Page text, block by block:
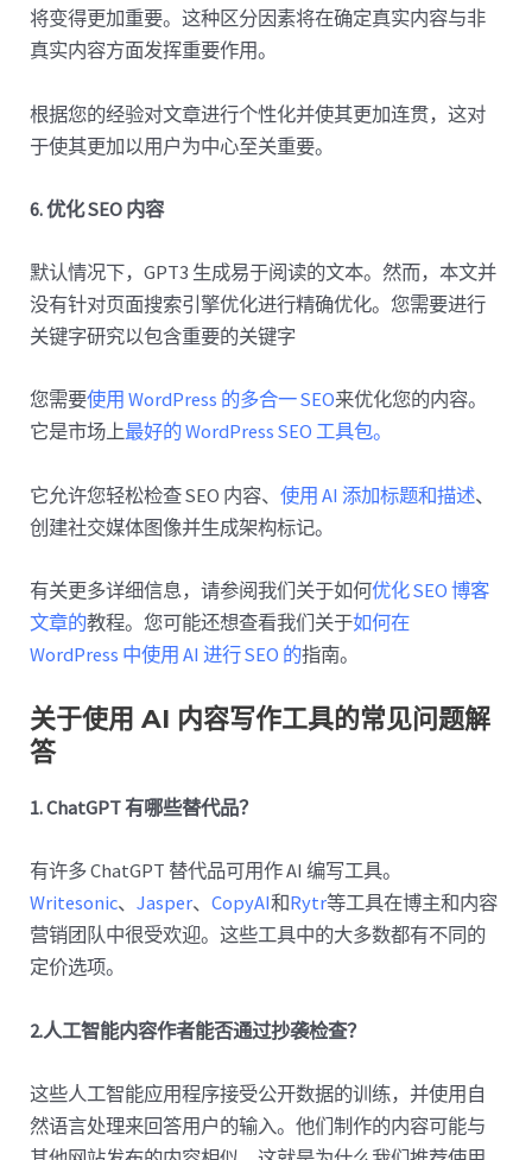
将变得更加重要。这种区分因素将在确定真实内容与非
真实内容方面发挥重要作用。
根据您的经验对文章进行个性化并使其更加连贯，这对
于使其更加以用户为中心至关重要。
6. 优化 SEO 内容
默认情况下，GPT3 生成易于阅读的文本。然而，本文并
没有针对页面搜索引擎优化进行精确优化。您需要进行
关键字研究以包含重要的关键字
您需要使用 WordPress 的多合一 SEO来优化您的内容。
它是市场上最好的 WordPress SEO 工具包。
它允许您轻松检查 SEO 内容、使用 AI 添加标题和描述、
创建社交媒体图像并生成架构标记。
有关更多详细信息，请参阅我们关于如何优化 SEO 博客
文章的教程。您可能还想查看我们关于如何在
WordPress 中使用 AI 进行 SEO 的指南。
关于使用 AI 内容写作工具的常见问题解
答
1. ChatGPT 有哪些替代品？
有许多 ChatGPT 替代品可用作 AI 编写工具。
Writesonic、Jasper、CopyAI和Rytr等工具在博主和内容
营销团队中很受欢迎。这些工具中的大多数都有不同的
定价选项。
2.人工智能内容作者能否通过抄袭检查？
这些人工智能应用程序接受公开数据的训练，并使用自
然语言处理来回答用户的输入。他们制作的内容可能与